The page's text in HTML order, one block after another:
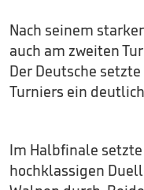
Nach seinem
auch am zweiten
Der Deutsche
Turniers ein
Im Halbfinale
hochklassigen